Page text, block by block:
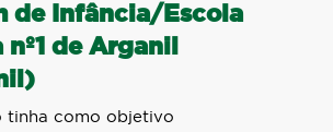
de Infância/Escola
nº1 de Arganil
tinha como objetivo